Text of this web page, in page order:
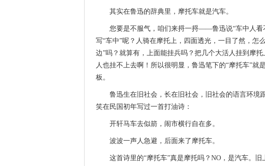
其实在鲁迅的辞典里，摩托车就是汽车。
您要是不服气，咱们来捋一捋——鲁迅说“车中人看
写“车中”呢？人骑在摩托上，四面透光，一目了然，怎
边”吗？就算有，上面能挂兵吗？把几个大活人挂到摩
人也挂不上去啊！所以很明显，鲁迅笔下的“摩托车”就
板。
鲁迅生在旧社会，长在旧社会，旧社会的语言环境
笑在民国初年写过一首打油诗：
开轩马车去似箭，闹市横行自在多。
波波一声人急避，后面来了摩托车。
这首诗里的“摩托车”真是摩托吗？NO，是汽车。